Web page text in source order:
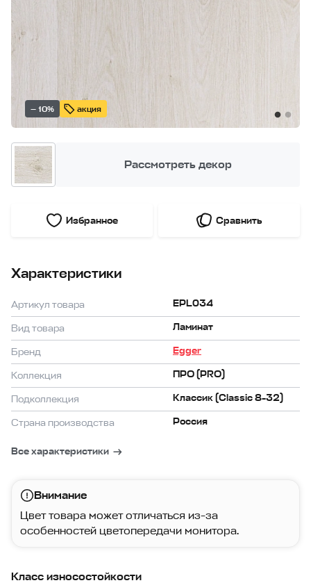
— 10% акция
Рассмотреть декор
Избранное Сравнить
Характеристики
Артикул товара EPL034
Вид товара Ламинат
Бренд Egger
Коллекция ПРО (PRO)
Подколлекция Классик (Classic 8-32)
Страна производства Россия
Все характеристики
Внимание
Цвет товара может отличаться из-за
особенностей цветопередачи монитора.
Класс износостойкости